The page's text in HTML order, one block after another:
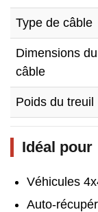
Type de câble
Dimensions du
câble
Poids du treuil
Idéal pour
Véhicules
Auto-